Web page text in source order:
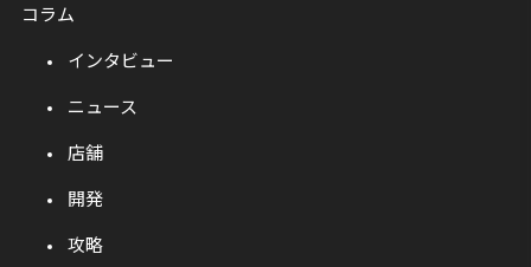
コラム
インタビュー
ニュース
店舗
開発
攻略